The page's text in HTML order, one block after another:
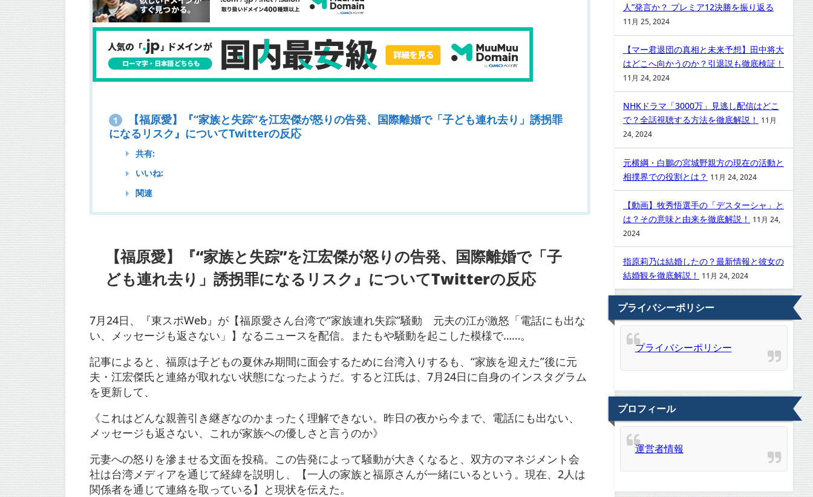
1
【福原愛】『“家族と失踪”を江宏傑が怒りの告発、国際離婚で「子ども連れ去り」誘拐罪
になるリスク』についてTwitterの反応
共有:
いいね:
関連
【福原愛】『“家族と失踪”を江宏傑が怒りの告発、国際離婚で「子
ども連れ去り」誘拐罪になるリスク』についてTwitterの反応
7月24日、『東スポWeb』が【福原愛さん台湾で“家族連れ失踪”騒動 元夫の江が激怒「電話にも出な
い、メッセージも返さない」】なるニュースを配信。またもや騒動を起こした模様で……。
記事によると、福原は子どもの夏休み期間に面会するために台湾入りするも、“家族を迎えた”後に元
夫・江宏傑氏と連絡が取れない状態になったようだ。すると江氏は、7月24日に自身のインスタグラム
を更新して、
《これはどんな親善引き継ぎなのかまったく理解できない。昨日の夜から今まで、電話にも出ない、
メッセージも返さない、これが家族への優しさと言うのか》
元妻への怒りを滲ませる文面を投稿。この告発によって騒動が大きくなると、双方のマネジメント会
社は台湾メディアを通じて経緯を説明し、【一人の家族と福原さんが一緒にいるという。現在、2人は
関係者を通じて連絡を取っている】と現状を伝えた。
人”発言か？ プレミア12決勝を振り返る
11月 25, 2024
【マー君退団の真相と未来予想】田中将大
はどこへ向かうのか？引退説も徹底検証！
11月 24, 2024
NHKドラマ「3000万」見逃し配信はどこ
で？全話視聴する方法を徹底解説！
11月
24, 2024
元横綱・白鵬の宮城野親方の現在の活動と
相撲界での役割とは？ 11月 24, 2024
【動画】牧秀悟選手の「デスターシャ」と
は？その意味と由来を徹底解説！
11月 24,
2024
指原莉乃は結婚したの？最新情報と彼女の
結婚観を徹底解説！
11月 24, 2024
プライバシーポリシー
プライバシーポリシー
プロフィール
運営者情報